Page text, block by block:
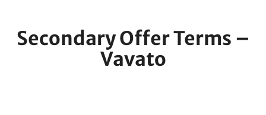
Secondary Offer Terms –
Vavato